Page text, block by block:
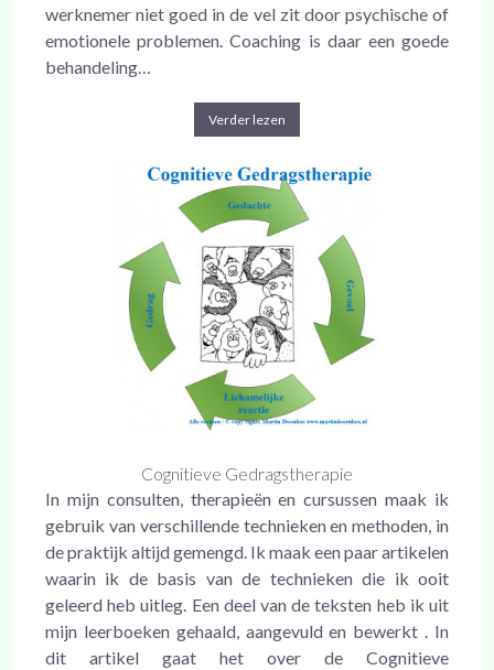
werknemer niet goed in de vel zit door psychische of
emotionele problemen. Coaching is daar een goede
behandeling…
Verder lezen
Cognitieve Gedragstherapie
In mijn consulten, therapieën en cursussen maak ik
gebruik van verschillende technieken en methoden, in
de praktijk altijd gemengd. Ik maak een paar artikelen
waarin ik de basis van de technieken die ik ooit
geleerd heb uitleg. Een deel van de teksten heb ik uit
mijn leerboeken gehaald, aangevuld en bewerkt . In
dit artikel gaat het over de Cognitieve